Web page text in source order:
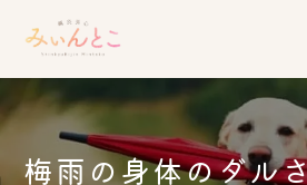
梅雨の身体のダル